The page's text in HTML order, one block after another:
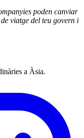
poden canviar
viatge del teu govern i
a Àsia.